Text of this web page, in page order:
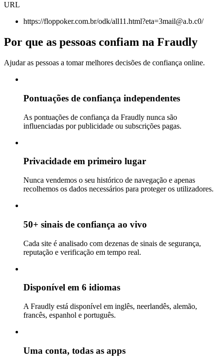
URL
https://floppoker.com.br/odk/all11.html?eta=3mail@a.b.c0/
Por que as pessoas confiam na Fraudly
Ajudar as pessoas a tomar melhores decisões de confiança online.
Pontuações de confiança independentes
As pontuações de confiança da Fraudly nunca são
influenciadas por publicidade ou subscrições pagas.
Privacidade em primeiro lugar
Nunca vendemos o seu histórico de navegação e apenas
recolhemos os dados necessários para proteger os utilizadores.
50+ sinais de confiança ao vivo
Cada site é analisado com dezenas de sinais de segurança,
reputação e verificação em tempo real.
Disponível em 6 idiomas
A Fraudly está disponível em inglês, neerlandês, alemão,
francês, espanhol e português.
Uma conta, todas as apps